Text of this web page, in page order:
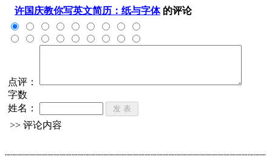
许国庆教你写英文简历：纸与字体 的评论
点评：
字数
姓名：
>> 评论内容
┈┈┈┈┈┈┈┈┈┈┈┈┈┈┈┈┈┈┈┈┈┈┈┈┈┈┈┈┈┈┈┈┈┈┈┈┈┈┈┈┈┈┈